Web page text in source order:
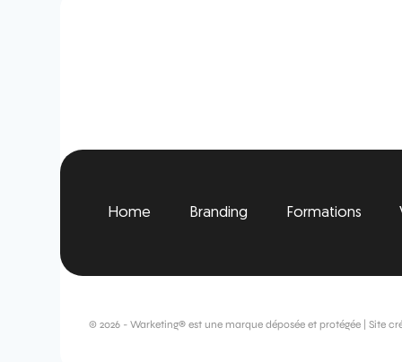
Home Branding Formations
© 2026 - Warketing® est une marque déposée et protégée | Site